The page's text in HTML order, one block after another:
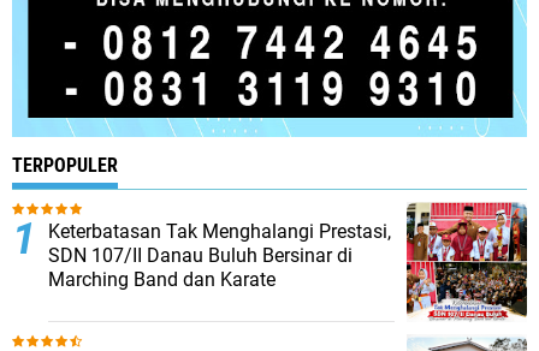
TERPOPULER
Keterbatasan Tak Menghalangi Prestasi,
SDN 107/II Danau Buluh Bersinar di
Marching Band dan Karate